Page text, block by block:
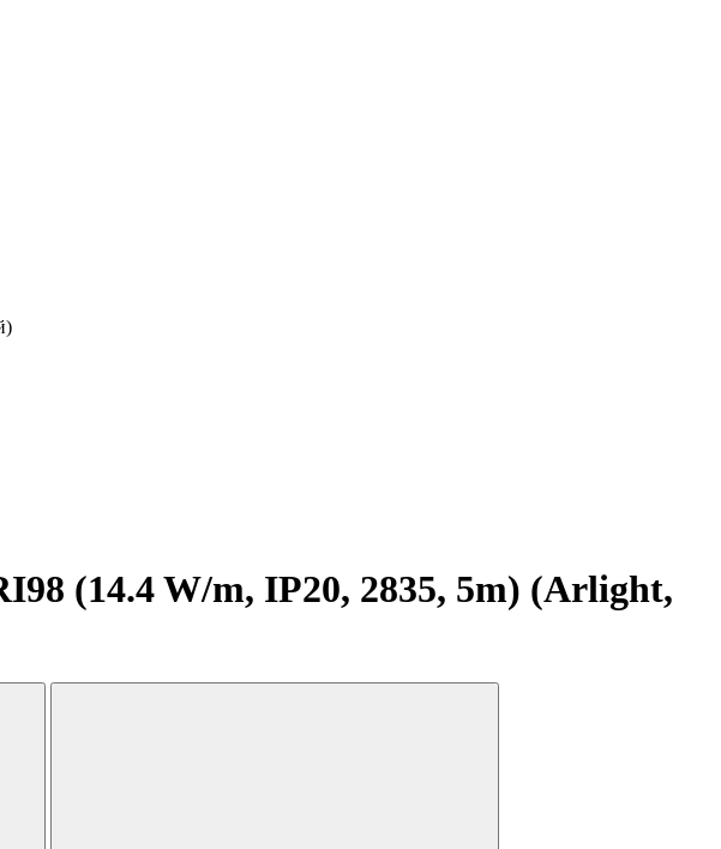
(14.4 W/m, IP20, 2835, 5m) (Arlight,